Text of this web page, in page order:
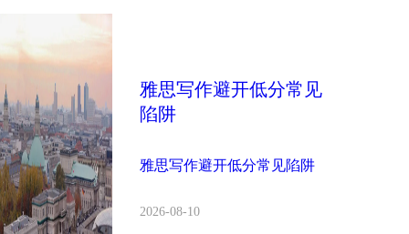
雅思写作避开低分常见
陷阱
雅思写作避开低分常见陷阱
2026-08-10